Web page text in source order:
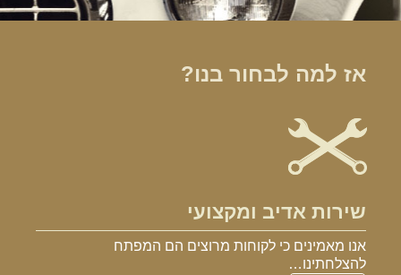
אז למה לבחור בנו?
שירות אדיב ומקצועי
אנו מאמינים כי לקוחות מרוצים הם המפתח
להצלחתינו…